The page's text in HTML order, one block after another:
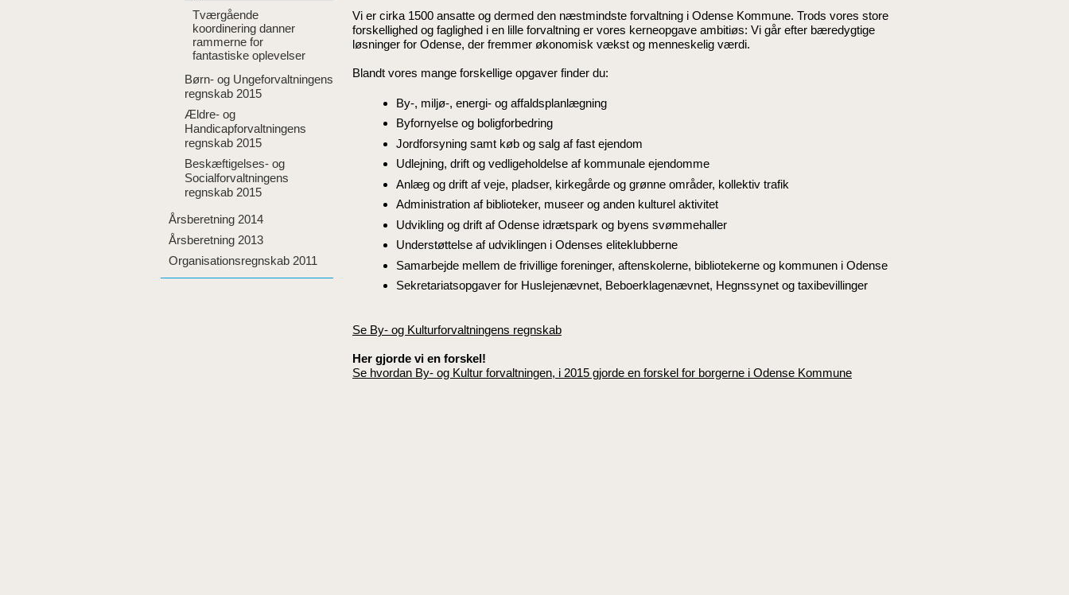
Tværgående
koordinering danner
rammerne for
fantastiske oplevelser
Børn- og Ungeforvaltningens
regnskab 2015
Ældre- og
Handicapforvaltningens
regnskab 2015
Beskæftigelses- og
Socialforvaltningens
regnskab 2015
Årsberetning 2014
Årsberetning 2013
Organisationsregnskab 2011
Vi er cirka 1500 ansatte og dermed den næstmindste forvaltning i Odense Kommune. Trods vores store
forskellighed og faglighed i en lille forvaltning er vores kerneopgave ambitiøs: Vi går efter bæredygtige
løsninger for Odense, der fremmer økonomisk vækst og menneskelig værdi.
Blandt vores mange forskellige opgaver finder du:
By-, miljø-, energi- og affaldsplanlægning
Byfornyelse og boligforbedring
Jordforsyning samt køb og salg af fast ejendom
Udlejning, drift og vedligeholdelse af kommunale ejendomme
Anlæg og drift af veje, pladser, kirkegårde og grønne områder, kollektiv trafik
Administration af biblioteker, museer og anden kulturel aktivitet
Udvikling og drift af Odense idrætspark og byens svømmehaller
Understøttelse af udviklingen i Odenses eliteklubberne
Samarbejde mellem de frivillige foreninger, aftenskolerne, bibliotekerne og kommunen i Odense
Sekretariatsopgaver for Huslejenævnet, Beboerklagenævnet, Hegnssynet og taxibevillinger
Se By- og Kulturforvaltningens regnskab
Her gjorde vi en forskel!
Se hvordan By- og Kultur forvaltningen, i 2015 gjorde en forskel for borgerne i Odense Kommune